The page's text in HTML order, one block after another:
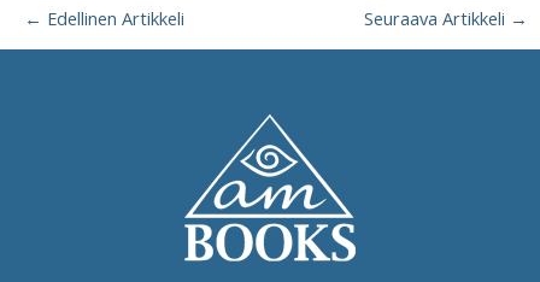
← Edellinen Artikkeli Seuraava Artikkeli →